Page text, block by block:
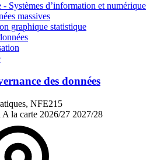
Systèmes d’information et numérique
massives
graphique statistique
des données
NFE215
A la carte 2026/27 2027/28